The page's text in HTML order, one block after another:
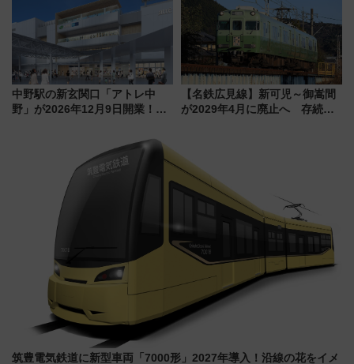
中野駅の新玄関口「アトレ中
野」が2026年12月9日開業！新
【名鉄広見線】新可児～御嵩間
が2029年4月に廃止へ 存続協
筑豊電気鉄道に新型車両「7000形」2027年導入！沿線の花をイメ